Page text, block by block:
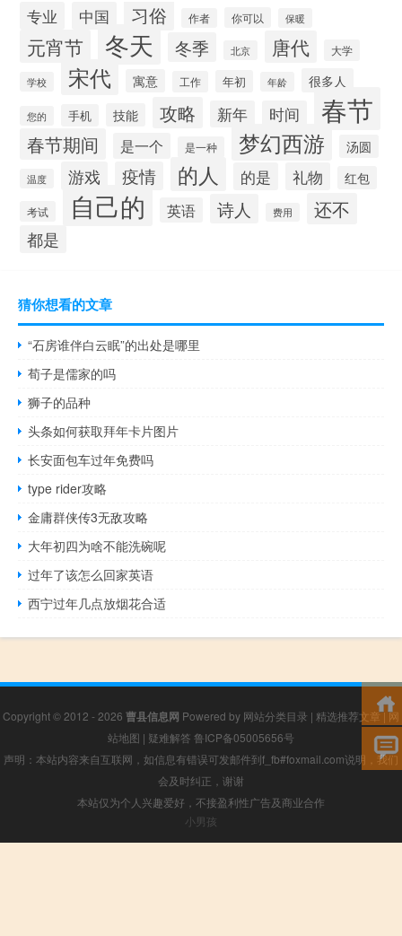
专业 中国 习俗 作者 你可以 保暖
元宵节 冬天 冬季 北京 唐代 大学
学校 宋代 寓意 工作 年初 年龄 很多人
您的 手机 技能 攻略 新年 时间 春节
春节期间 是一个 是一种 梦幻西游 汤圆
温度 游戏 疫情 的人 的是 礼物 红包
考试 自己的 英语 诗人 费用 还不
都是
猜你想看的文章
“石房谁伴白云眠”的出处是哪里
荀子是儒家的吗
狮子的品种
头条如何获取拜年卡片图片
长安面包车过年免费吗
type rider攻略
金庸群侠传3无敌攻略
大年初四为啥不能洗碗呢
过年了该怎么回家英语
西宁过年几点放烟花合适
Copyright © 2012 - 2026 曹县信息网 Powered by 网站分类目录 | 精选推荐文章|网
站地图 | 疑难解答 鲁ICP备05005656号
声明：本站内容来自互联网，如信息有错误可发邮件到f_fb#foxmail.com说明，我们
会及时纠正，谢谢
本站仅为个人兴趣爱好，不接盈利性广告及商业合作
小男孩